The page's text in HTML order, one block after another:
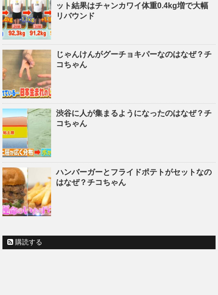
ット結果はチャンカワイ体重0.4kg増で大幅
リバウンド
じゃんけんがグーチョキパーなのはなぜ？チ
コちゃん
渋谷に人が集まるようになったのはなぜ？チ
コちゃん
ハンバーガーとフライドポテトがセットなの
はなぜ？チコちゃん
購読する